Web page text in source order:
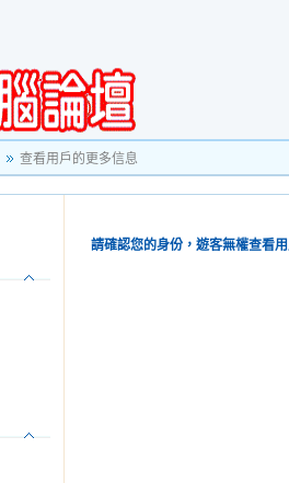
查看用戶的更多信息
請確認您的身份，遊客無權查看